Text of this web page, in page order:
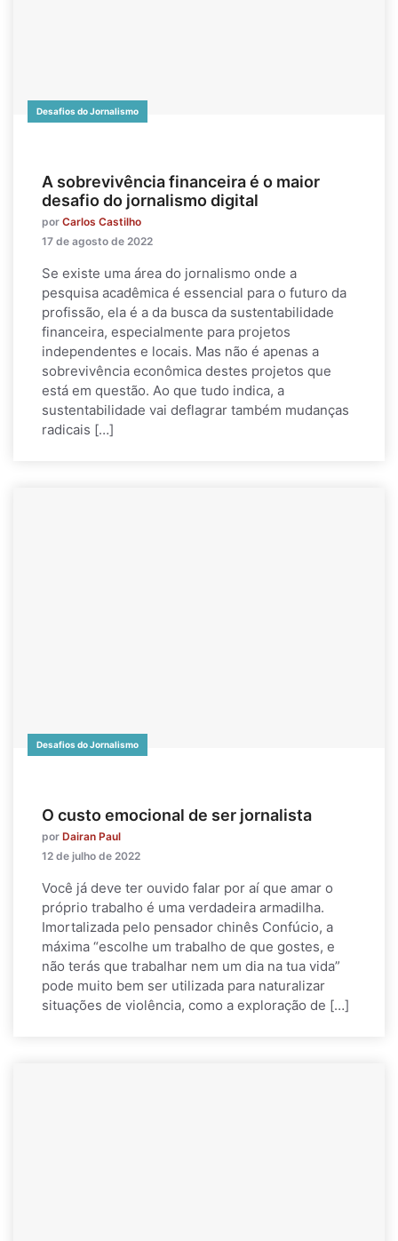
Desafios do Jornalismo
A sobrevivência financeira é o maior
desafio do jornalismo digital
por Carlos Castilho
17 de agosto de 2022
Se existe uma área do jornalismo onde a
pesquisa acadêmica é essencial para o futuro da
profissão, ela é a da busca da sustentabilidade
financeira, especialmente para projetos
independentes e locais. Mas não é apenas a
sobrevivência econômica destes projetos que
está em questão. Ao que tudo indica, a
sustentabilidade vai deflagrar também mudanças
radicais […]
Desafios do Jornalismo
O custo emocional de ser jornalista
por Dairan Paul
12 de julho de 2022
Você já deve ter ouvido falar por aí que amar o
próprio trabalho é uma verdadeira armadilha.
Imortalizada pelo pensador chinês Confúcio, a
máxima “escolhe um trabalho de que gostes, e
não terás que trabalhar nem um dia na tua vida”
pode muito bem ser utilizada para naturalizar
situações de violência, como a exploração de […]